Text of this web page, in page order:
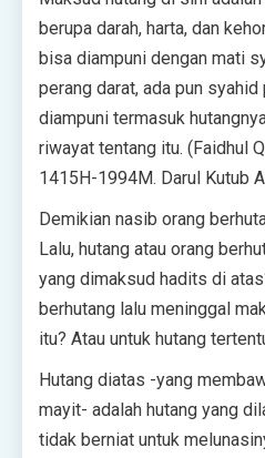
berupa darah, harta, dan
bisa diampuni dengan mati
perang darat, ada pun
diampuni termasuk
riwayat tentang itu. (Faidhul
1415H-1994M. Darul Kutub
Demikian nasib orang
Lalu, hutang atau orang
yang dimaksud hadits di
berhutang lalu meninggal
itu? Atau untuk hutang
Hutang diatas -yang
mayit- adalah hutang yang
tidak berniat untuk